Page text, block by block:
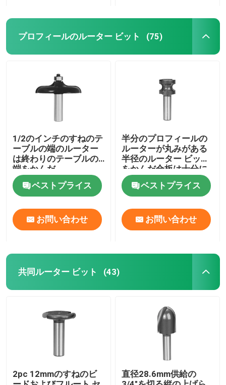
プロダクト
私達について
品質管理
プロフィールのルーター ビット (75)
1/2のインチのすねのテ
ーブルの端のルーター
は終わりのテーブルの
端をかんだ
ベストプライス
お問い合わせ
半分のプロフィールの
ルーターが丸みがある
半径のルーター ビット
をかんだ合板は十分に
端を円形にした
ベストプライス
お問い合わせ
共同ルーター ビット (43)
2pc 12mmのすねのビ
直径28.6mm供給の